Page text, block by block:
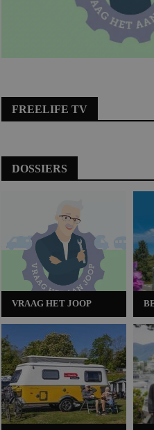
FREELIFE TV
DOSSIERS
VRAAG HET JOOP